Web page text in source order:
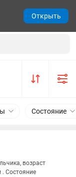
Состояние
возраст
. Состояние
Открыть